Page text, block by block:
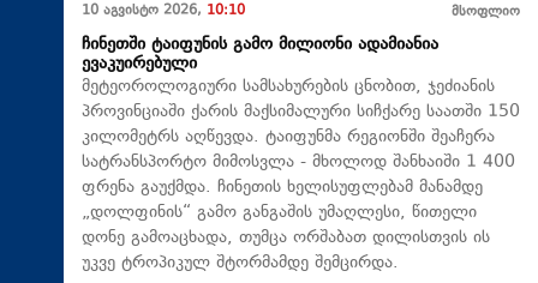
10 აგვისტო 2026, 10:10 მსოფლიო
ჩინეთში ტაიფუნის გამო მილიონი ადამიანია
ევაკუირებული
მეტეოროლოგიური სამსახურების ცნობით, ჯეძიანის
პროვინციაში ქარის მაქსიმალური სიჩქარე საათში 150
კილომეტრს აღწევდა. ტაიფუნმა რეგიონში შეაჩერა
სატრანსპორტო მიმოსვლა - მხოლოდ შანხაიში 1 400
ფრენა გაუქმდა. ჩინეთის ხელისუფლებამ მანამდე
„დოლფინის“ გამო განგაშის უმაღლესი, წითელი
დონე გამოაცხადა, თუმცა ორშაბათ დილისთვის ის
უკვე ტროპიკულ შტორმამდე შემცირდა.